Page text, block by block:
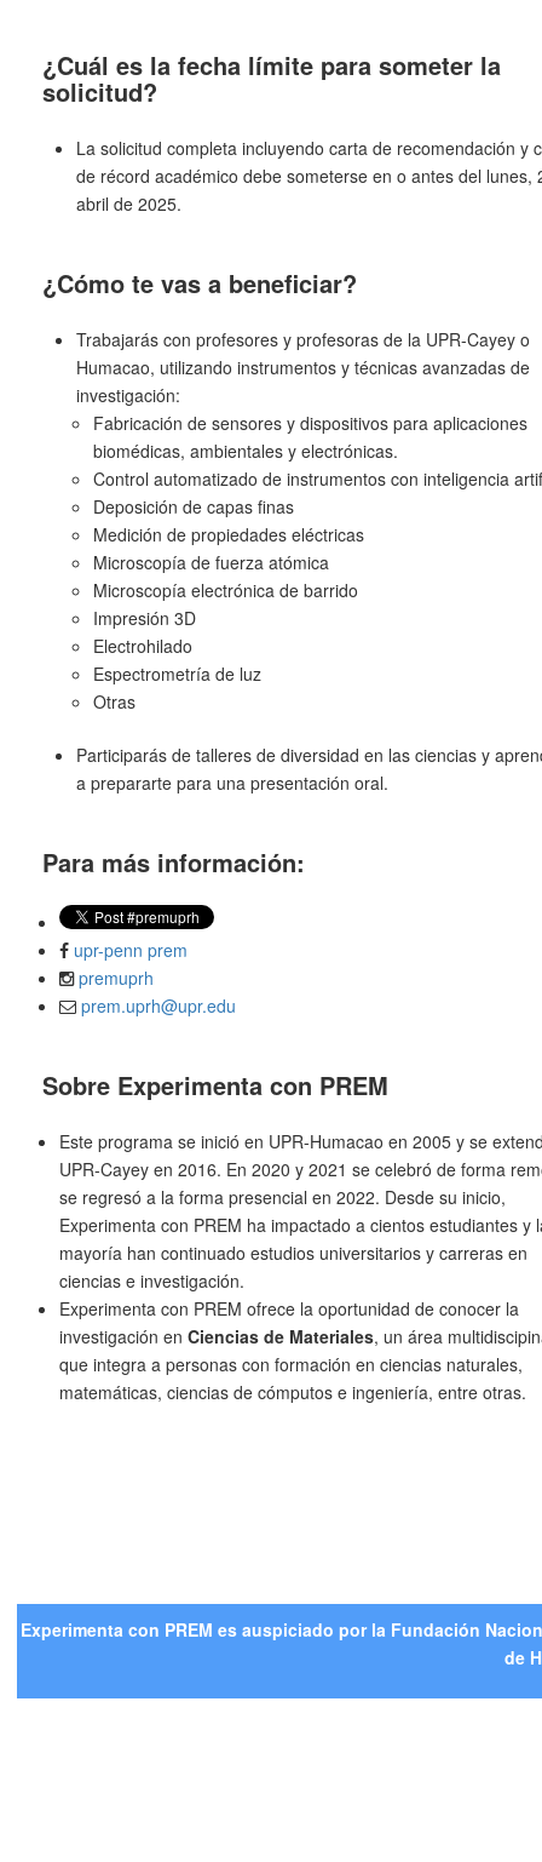
¿Cuál es la fecha límite para someter la
solicitud?
La solicitud completa incluyendo carta de recomendación y
de récord académico debe someterse en o antes del lunes,
abril de 2025.
¿Cómo te vas a beneficiar?
Trabajarás con profesores y profesoras de la UPR-Cayey o
Humacao, utilizando instrumentos y técnicas avanzadas de
investigación:
Fabricación de sensores y dispositivos para aplicaciones
biomédicas, ambientales y electrónicas.
Control automatizado de instrumentos con inteligencia
Deposición de capas finas
Medición de propiedades eléctricas
Microscopía de fuerza atómica
Microscopía electrónica de barrido
Impresión 3D
Electrohilado
Espectrometría de luz
Otras
Participarás de talleres de diversidad en las ciencias y
a prepararte para una presentación oral.
Para más información:
upr-penn prem
premuprh
prem.uprh@upr.edu
Sobre Experimenta con PREM
Este programa se inició en UPR-Humacao en 2005 y se
UPR-Cayey en 2016. En 2020 y 2021 se celebró de forma
se regresó a la forma presencial en 2022. Desde su inicio,
Experimenta con PREM ha impactado a cientos estudiantes y
mayoría han continuado estudios universitarios y carreras en
ciencias e investigación.
Experimenta con PREM ofrece la oportunidad de conocer la
investigación en Ciencias de Materiales, un área
que integra a personas con formación en ciencias naturales,
matemáticas, ciencias de cómputos e ingeniería, entre otras.
Experimenta con PREM es auspiciado por la Fundación
de